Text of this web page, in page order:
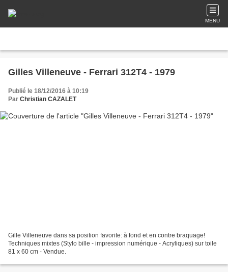
MENU
Gilles Villeneuve - Ferrari 312T4 - 1979
Publié le 18/12/2016 à 10:19
Par Christian CAZALET
Gille Villeneuve dans sa position favorite: à fond et en contre braquage!
Techniques mixtes (Stylo bille - impression numérique - Acryliques) sur toile
81 x 60 cm - Vendue.